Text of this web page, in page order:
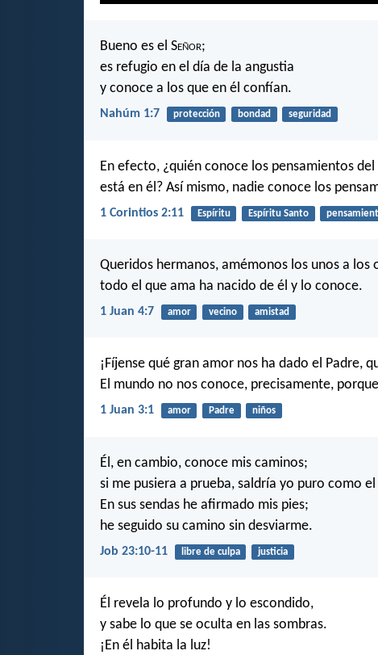
Bueno es el Señor;
es refugio en el día de la angustia
y conoce a los que en él confían.
Nahúm 1:7 protección bondad seguridad
En efecto, ¿quién conoce los pensamientos
está en él? Así mismo, nadie conoce los
1 Corintios 2:11 Espíritu Espíritu Santo
Queridos hermanos, amémonos los unos a
todo el que ama ha nacido de él y lo conoce.
1 Juan 4:7 amor vecino amistad
¡Fíjense qué gran amor nos ha dado el Padre,
El mundo no nos conoce, precisamente,
1 Juan 3:1 amor Padre niños
Él, en cambio, conoce mis caminos;
si me pusiera a prueba, saldría yo puro como
En sus sendas he afirmado mis pies;
he seguido su camino sin desviarme.
Job 23:10-11 libre de culpa justicia
Él revela lo profundo y lo escondido,
y sabe lo que se oculta en las sombras.
¡En él habita la luz!